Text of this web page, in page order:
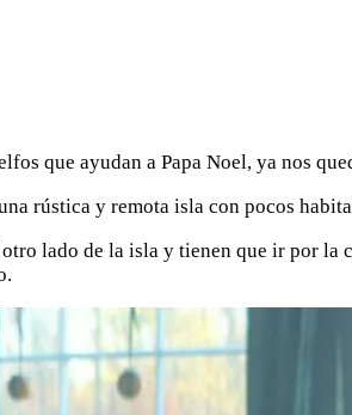
que ayudan a Papa Noel, ya nos
rústica y remota isla con pocos
lado de la isla y tienen que ir por la